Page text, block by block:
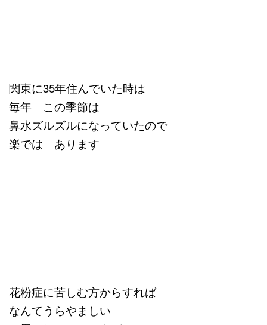
関東に35年住んでいた時は
毎年 この季節は
鼻水ズルズルになっていたので
楽では あります
花粉症に苦しむ方からすれば
なんてうらやましい